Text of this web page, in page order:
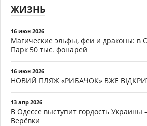
ЖИЗНЬ
16 июн 2026
Магические эльфы, феи и драконы: в
Парк 50 тыс. фонарей
16 июн 2026
НОВИЙ ПЛЯЖ «РИБАЧОК» ВЖЕ
13 апр 2026
В Одессе выступит гордость Украины
Верёвки